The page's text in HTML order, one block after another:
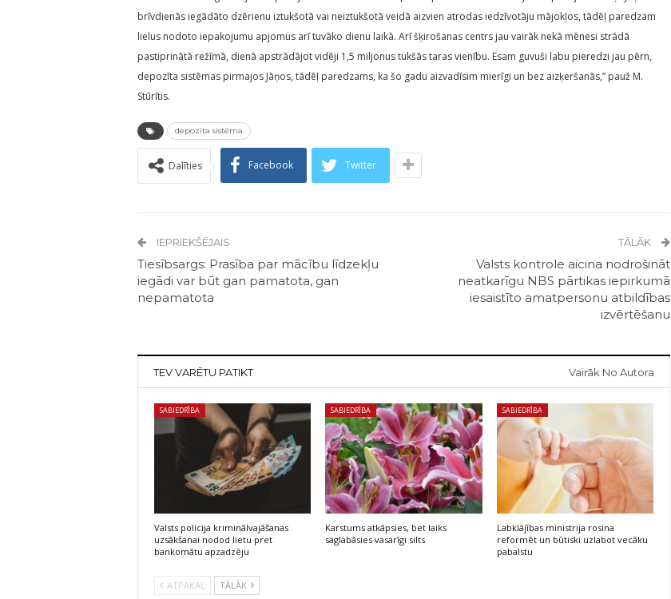
brīvdienās iegādāto dzērienu iztukšotā vai neiztukšotā veidā aizvien atrodas iedzīvotāju mājokļos, tādēļ paredzam
lielus nodoto iepakojumu apjomus arī tuvāko dienu laikā. Arī šķirošanas centrs jau vairāk nekā mēnesi strādā
pastiprinātā režīmā, dienā apstrādājot vidēji 1,5 miljonus tukšās taras vienību. Esam guvuši labu pieredzi jau pērn,
depozīta sistēmas pirmajos Jāņos, tādēļ paredzams, ka šo gadu aizvadīsim mierīgi un bez aizķeršanās,” pauž M.
Stūrītis.
depozīta sistēma
Dalīties Facebook Twitter
IEPRIEKŠĒJAIS
Tiesībsargs: Prasība par mācību līdzekļu
iegādi var būt gan pamatota, gan
nepamatota
TĀLĀK
Valsts kontrole aicina nodrošināt
neatkarīgu NBS pārtikas iepirkumā
iesaistīto amatpersonu atbildības
izvērtēšanu
TEV VARĒTU PATIKT Vairāk No Autora
SABIEDRĪBA
Valsts policija kriminālvajāšanas
uzsākšanai nodod lietu pret
bankomātu apzadzēju
SABIEDRĪBA
Karstums atkāpsies, bet laiks
saglabāsies vasarīgi silts
SABIEDRĪBA
Labklājības ministrija rosina
reformēt un būtiski uzlabot vecāku
pabalstu
ATPAKAĻ TĀLĀK